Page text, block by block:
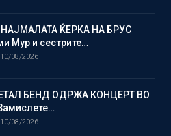
ЌЕРКА НА БРУС
Мур и сестрите…
10/08/2026
БЕНД ОДРЖА КОНЦЕРТ ВО
10/08/2026